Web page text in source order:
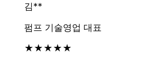
김**
펌프 기술영업 대표
★★★★★